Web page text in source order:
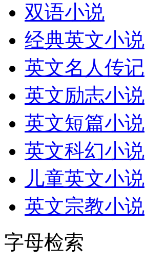
双语小说
经典英文小说
英文名人传记
英文励志小说
英文短篇小说
英文科幻小说
儿童英文小说
英文宗教小说
字母检索